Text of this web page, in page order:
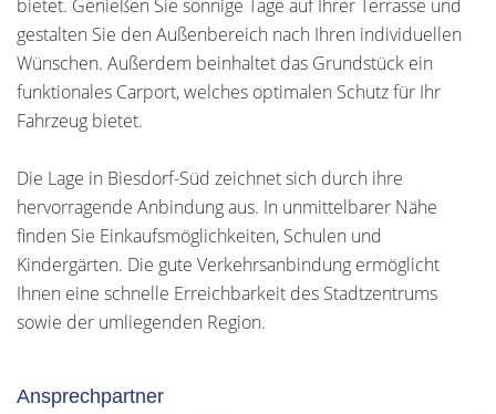
bietet. Genießen Sie sonnige Tage auf Ihrer Terrasse und
gestalten Sie den Außenbereich nach Ihren individuellen
Wünschen. Außerdem beinhaltet das Grundstück ein
funktionales Carport, welches optimalen Schutz für Ihr
Fahrzeug bietet.
Die Lage in Biesdorf-Süd zeichnet sich durch ihre
hervorragende Anbindung aus. In unmittelbarer Nähe
finden Sie Einkaufsmöglichkeiten, Schulen und
Kindergärten. Die gute Verkehrsanbindung ermöglicht
Ihnen eine schnelle Erreichbarkeit des Stadtzentrums
sowie der umliegenden Region.
Ansprechpartner